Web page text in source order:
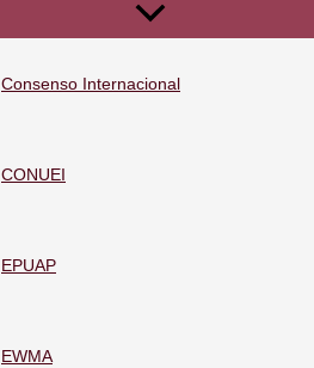
Consenso Internacional
CONUEI
EPUAP
EWMA